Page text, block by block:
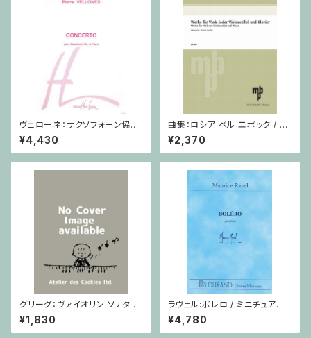
ヴェローネ：サクソフォーン協奏
曲 op.65 / アルトサクソフォー
ン,ピアノ
¥4,430
曲集：ロシア ベル エポック / ヴ
ィオラ（またはチェロ）・ピアノ
¥2,370
グリーグ：ヴァイオリン ソナタ ヘ
長調 Op.8 / ヴァイオリン・ピア
ノ
¥1,830
ラヴェル:ボレロ / ミニチュアス
コア
¥4,780